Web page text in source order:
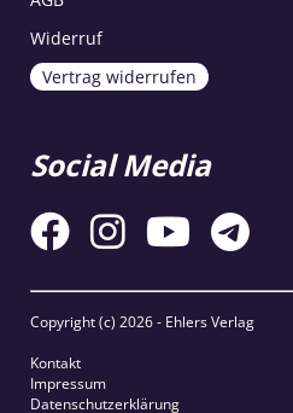
Widerruf
Vertrag widerrufen
Social Media
Copyright (c) 2026 - Ehlers Verlag
Kontakt
Impressum
Datenschutzerklärung